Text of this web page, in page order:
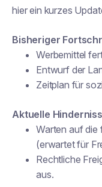
hier ein kurzes
Bisheriger
Werbemittel
Entwurf der
Zeitplan für
Aktuelle
Warten auf die
(erwartet für
Rechtliche
aus.